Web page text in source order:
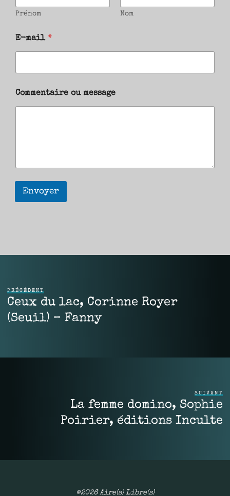
Prénom Nom
E-mail *
Commentaire ou message
Envoyer
PRÉCÉDENT
Ceux du lac, Corinne Royer
(Seuil) – Fanny
SUIVANT
La femme domino, Sophie
Poirier, éditions Inculte
©2026 Aire(s) Libre(s)